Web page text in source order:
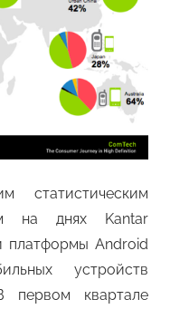
статистическим
на днях Kantar
платформы Android
устройств
первом квартале